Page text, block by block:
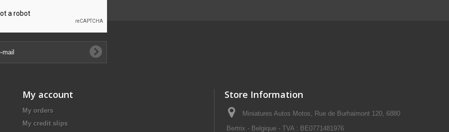
My account
My orders
My credit slips
Store Information
Miniatures Autos Motos, Rue de Burhaimont 120, 6880
Bertrix - Belgique - TVA : BE0771481976